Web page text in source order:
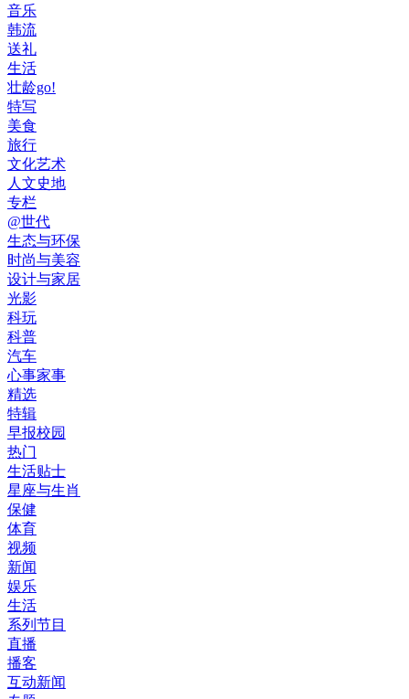
音乐
韩流
送礼
生活
壮龄go!
特写
美食
旅行
文化艺术
人文史地
专栏
@世代
生态与环保
时尚与美容
设计与家居
光影
科玩
科普
汽车
心事家事
精选
特辑
早报校园
热门
生活贴士
星座与生肖
保健
体育
视频
新闻
娱乐
生活
系列节目
直播
播客
互动新闻